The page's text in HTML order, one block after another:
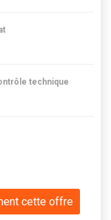
technique
cette offre